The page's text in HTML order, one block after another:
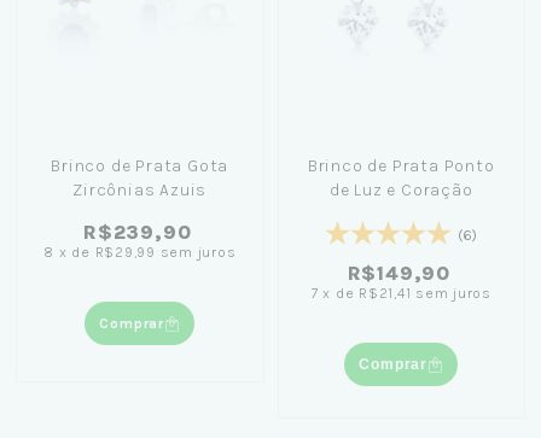
Brinco de Prata Gota
Zircônias Azuis
R$239,90
8 x de R$29,99 sem juros
Comprar
Brinco de Prata Ponto
de Luz e Coração
(6)
R$149,90
7 x de R$21,41 sem juros
Comprar